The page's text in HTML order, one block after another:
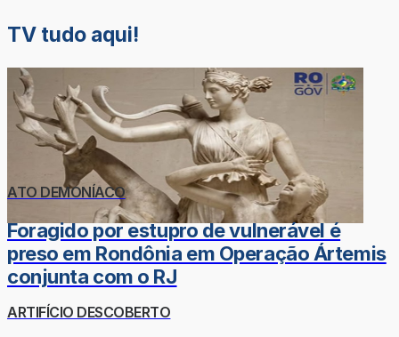
TV tudo aqui!
ATO DEMONÍACO
Foragido por estupro de vulnerável é
preso em Rondônia em Operação Ártemis
conjunta com o RJ
ARTIFÍCIO DESCOBERTO